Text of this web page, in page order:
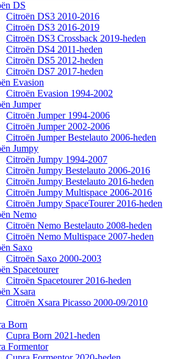
DS
Citroën DS3 2010-2016
Citroën DS3 2016-2019
Citroën DS3 Crossback 2019-heden
Citroën DS4 2011-heden
Citroën DS5 2012-heden
Citroën DS7 2017-heden
Evasion
Citroën Evasion 1994-2002
Jumper
Citroën Jumper 1994-2006
Citroën Jumper 2002-2006
Citroën Jumper Bestelauto 2006-heden
Jumpy
Citroën Jumpy 1994-2007
Citroën Jumpy Bestelauto 2006-2016
Citroën Jumpy Bestelauto 2016-heden
Citroën Jumpy Multispace 2006-2016
Citroën Jumpy SpaceTourer 2016-heden
Nemo
Citroën Nemo Bestelauto 2008-heden
Citroën Nemo Multispace 2007-heden
Saxo
Citroën Saxo 2000-2003
Spacetourer
Citroën Spacetourer 2016-heden
Xsara
Citroën Xsara Picasso 2000-09/2010
Born
Cupra Born 2021-heden
Formentor